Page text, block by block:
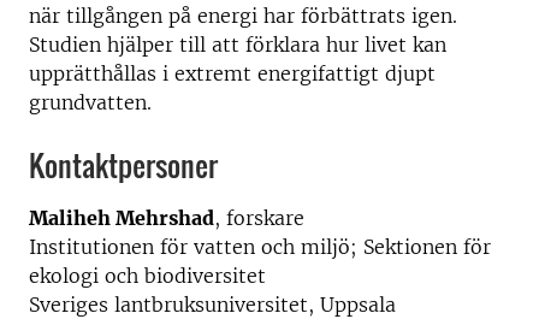
när tillgången på energi har förbättrats igen.
Studien hjälper till att förklara hur livet kan
upprätthållas i extremt energifattigt djupt
grundvatten.
Kontaktpersoner
Maliheh Mehrshad, forskare
Institutionen för vatten och miljö; Sektionen för
ekologi och biodiversitet
Sveriges lantbruksuniversitet, Uppsala